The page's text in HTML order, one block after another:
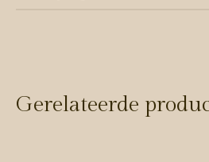
Gerelateerde